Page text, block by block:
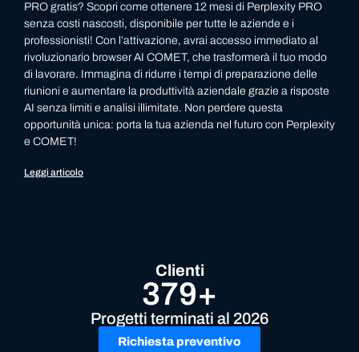
PRO gratis? Scopri come ottenere 12 mesi di Perplexity PRO
senza costi nascosti, disponibile per tutte le aziende e i
professionisti! Con l’attivazione, avrai accesso immediato al
rivoluzionario browser AI COMET, che trasformerà il tuo modo
di lavorare. Immagina di ridurre i tempi di preparazione delle
riunioni e aumentare la produttività aziendale grazie a risposte
AI senza limiti e analisi illimitate. Non perdere questa
opportunità unica: porta la tua azienda nel futuro con Perplexity
e COMET!
Leggi articolo
Clienti
379+
Progetti terminati al 2026
Richiesta preventivo